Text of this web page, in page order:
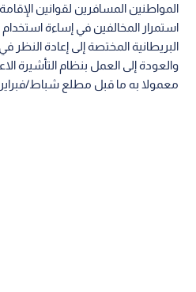
المواطنين المسافرين لقوانين الإقامة
استمرار المخالفين في إساءة
البريطانية المختصة إلى إعادة النظر
والعودة إلى العمل بنظام التأشيرة
معمولا به ما قبل مطلع شباط/